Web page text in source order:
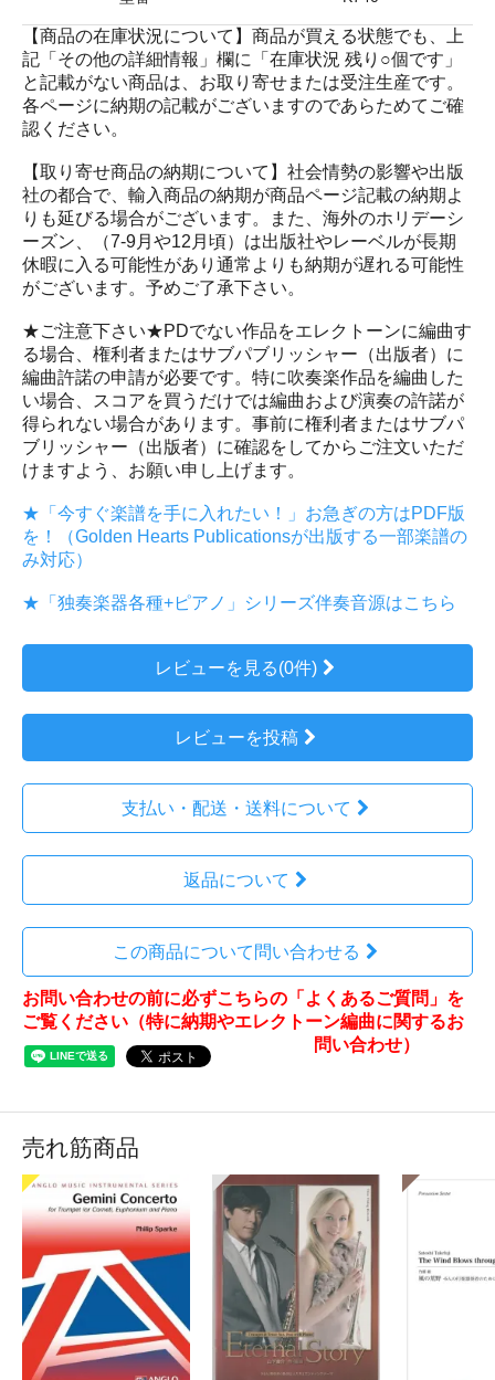
【商品の在庫状況について】商品が買える状態でも、上
記「その他の詳細情報」欄に「在庫状況 残り○個です」
と記載がない商品は、お取り寄せまたは受注生産です。
各ページに納期の記載がございますのであらためてご確
認ください。
【取り寄せ商品の納期について】社会情勢の影響や出版
社の都合で、輸入商品の納期が商品ページ記載の納期よ
りも延びる場合がございます。また、海外のホリデーシ
ーズン、（7-9月や12月頃）は出版社やレーベルが長期
休暇に入る可能性があり通常よりも納期が遅れる可能性
がございます。予めご了承下さい。
★ご注意下さい★PDでない作品をエレクトーンに編曲す
る場合、権利者またはサブパブリッシャー（出版者）に
編曲許諾の申請が必要です。特に吹奏楽作品を編曲した
い場合、スコアを買うだけでは編曲および演奏の許諾が
得られない場合があります。事前に権利者またはサブパ
ブリッシャー（出版者）に確認をしてからご注文いただ
けますよう、お願い申し上げます。
★「今すぐ楽譜を手に入れたい！」お急ぎの方はPDF版
を！（Golden Hearts Publicationsが出版する一部楽譜の
み対応）
★「独奏楽器各種+ピアノ」シリーズ伴奏音源はこちら
レビューを見る(0件)
レビューを投稿
支払い・配送・送料について
返品について
この商品について問い合わせる
お問い合わせの前に必ずこちらの「よくあるご質問」を
ご覧ください（特に納期やエレクトーン編曲に関するお
問い合わせ）
売れ筋商品